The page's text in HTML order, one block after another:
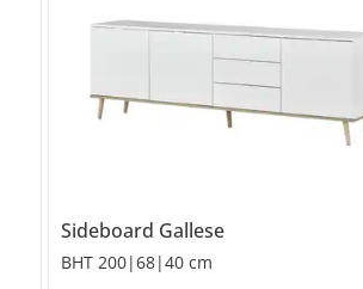
Sideboard Gallese
BHT 200|68|40 cm